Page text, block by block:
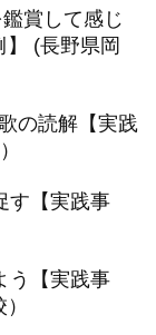
賞して感じ
(長野県岡
の読解【実践
す【実践事
う【実践事